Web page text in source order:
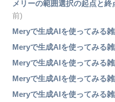
メリーの範囲選択の起点と
前)
Meryで生成AIを使ってみる
Meryで生成AIを使ってみる
Meryで生成AIを使ってみる
Meryで生成AIを使ってみる
Meryで生成AIを使ってみる